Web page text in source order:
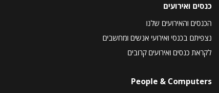
כנסים ואירועים
הכנסים והאירועים שלנו
נצפיתם בכנסי ואירועי אנשים ומחשבים
לקראת כנסים ואירועים קרובים
People & Computers